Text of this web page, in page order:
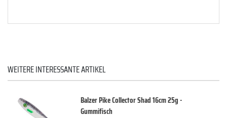
WEITERE INTERESSANTE ARTIKEL
Balzer Pike Collector Shad 16cm 25g -
Gummifisch